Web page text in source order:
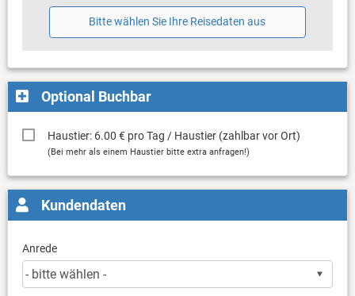
Bitte wählen Sie Ihre Reisedaten aus
Optional Buchbar
Haustier: 6.00 € pro Tag / Haustier (zahlbar vor Ort)
(Bei mehr als einem Haustier bitte extra anfragen!)
Kundendaten
Anrede